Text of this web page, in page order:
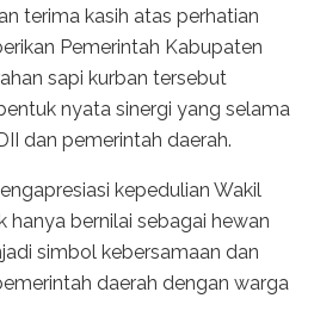
terima kasih atas perhatian
Pemerintah Kabupaten
sapi kurban tersebut
nyata sinergi yang selama
dan pemerintah daerah.
kepedulian Wakil
hanya bernilai sebagai hewan
simbol kebersamaan dan
daerah dengan warga